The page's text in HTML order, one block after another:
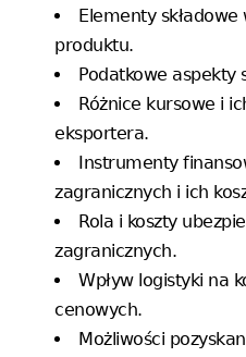
Elementy
produktu.
Podatkowe aspekty
Różnice kursowe i
eksportera.
Instrumenty
zagranicznych i ich
Rola i koszty
zagranicznych.
Wpływ logistyki na
cenowych.
Możliwości